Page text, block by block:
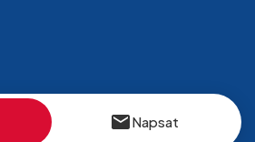
Napsat